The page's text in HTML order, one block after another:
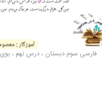
فارسی سوم دبستان ، درس نهم ،